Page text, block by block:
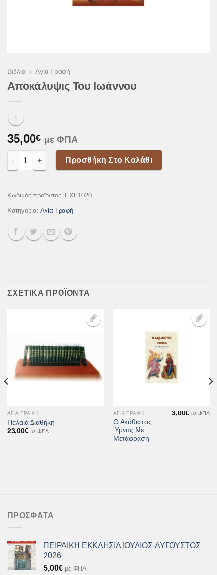
Βιβλία / Αγία Γραφή
Αποκάλυψις Του Ιωάννου
35,00€ με ΦΠΑ
Αποκάλυψις Του Ιωάννου ποσότητα
Προσθήκη Στο Καλάθι
Κωδικός προϊόντος: EXB1020
Κατηγορία: Αγία Γραφή
ΣΧΕΤΙΚΆ ΠΡΟΪΌΝΤΑ
Προσθήκη
στη Λίστα
Επιθυμιών
ΑΓΊΑ ΓΡΑΦΉ
Παλαιά Διαθήκη
23,00€ με ΦΠΑ
ΑΓΊΑ ΓΡΑΦΉ
Ο Ακάθιστος
Ύμνος Με
Μετάφραση
3,00€ με ΦΠΑ
ΠΡΌΣΦΑΤΑ
ΠΕΙΡΑΙΚΗ ΕΚΚΛΗΣΙΑ ΙΟΥΛΙΟΣ-ΑΥΓΟΥΣΤΟΣ
2026
5,00€ με ΦΠΑ